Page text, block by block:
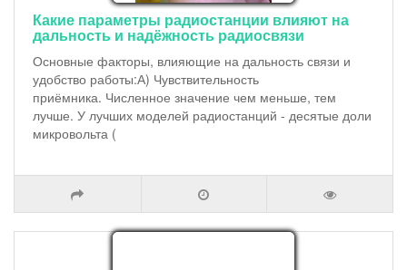
Какие параметры радиостанции влияют на
дальность и надёжность радиосвязи
Основные факторы, влияющие на дальность связи и
удобство работы:А) Чувствительность
приёмника. Численное значение чем меньше, тем
лучше. У лучших моделей радиостанций - десятые доли
микровольта (